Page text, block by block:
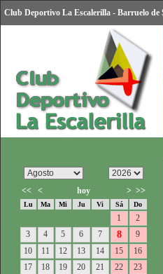
Club Deportivo La Escalerilla - Barruelo de
<< < hoy > >>
Lu Ma Mi Ju Vi Sá Do
1
2
3
4 5 6 7 8
9
10
11 12 13 14 15
16
17
18 19 20 21 22
23